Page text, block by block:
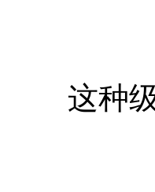
这种级